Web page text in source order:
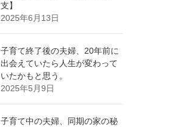
支】
2025年6月13日
子育て終了後の夫婦、20年前に
出会えていたら人生が変わって
いたかもと思う。
2025年5月9日
子育て中の夫婦、同期の家の秘